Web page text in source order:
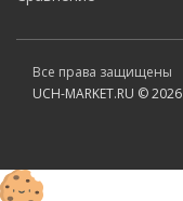
Все права защищены
UCH-MARKET.RU © 2026